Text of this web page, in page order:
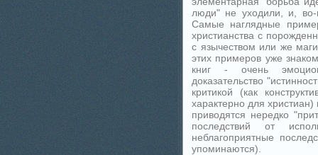
люди" не уходили, и, во-
Самые наглядные
христианства с
с язычеством или же
этих примеров уже
книг - очень
доказательство
критикой (как
характерно для
приводятся нередко
последствий от
неблагоприятные
упоминаются).